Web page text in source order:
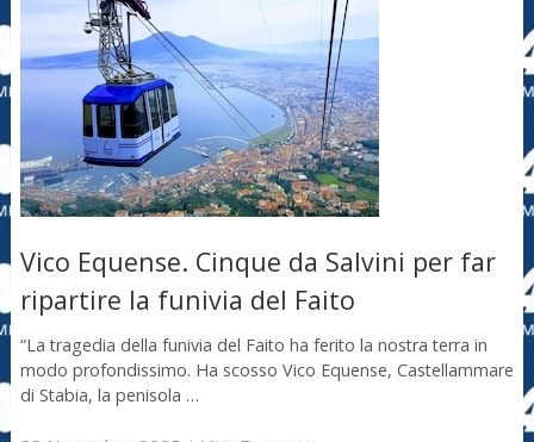
Vico Equense. Cinque da Salvini per far
ripartire la funivia del Faito
“La tragedia della funivia del Faito ha ferito la nostra terra in
modo profondissimo. Ha scosso Vico Equense, Castellammare
di Stabia, la penisola …